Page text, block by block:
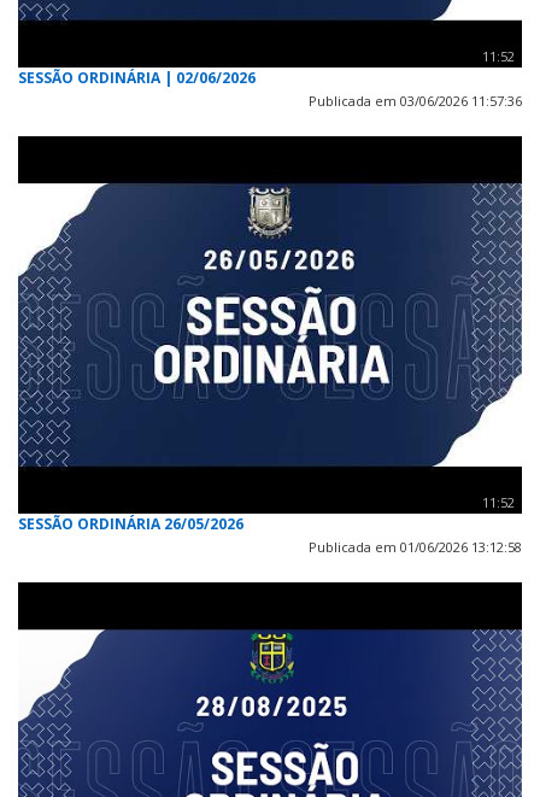
11:52
SESSÃO ORDINÁRIA | 02/06/2026
Publicada em 03/06/2026 11:57:36
11:52
SESSÃO ORDINÁRIA 26/05/2026
Publicada em 01/06/2026 13:12:58